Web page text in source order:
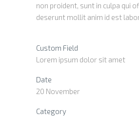
non proident, sunt in culpa qui
deserunt mollit anim id est
Custom Field
Lorem ipsum dolor sit amet
Date
20 November
Category